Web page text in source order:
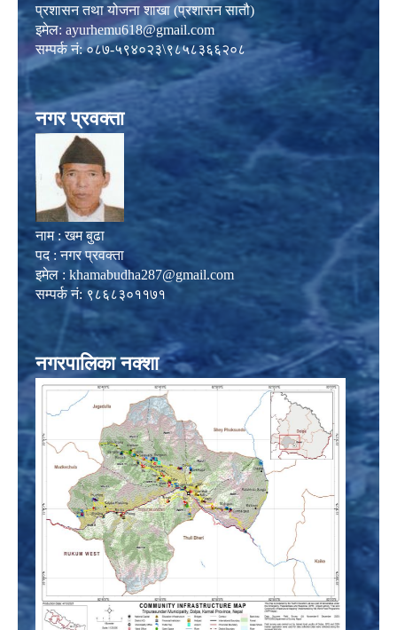
प्रशासन तथा योजना शाखा (प्रशासन सातौ)
इमेल: ayurhemu618@gmail.com
सम्पर्क नं: ०८७-५९४०२३\९८५८३६६२०८
नगर प्रवक्ता
नाम : खम बुढा
पद : नगर प्रवक्ता
इमेल : khamabudha287@gmail.com
सम्पर्क नं: ९८६८३०११७१
नगरपालिका नक्शा